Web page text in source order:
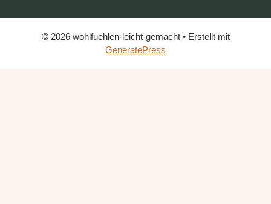
© 2026 wohlfuehlen-leicht-gemacht• Erstellt mit
GeneratePress